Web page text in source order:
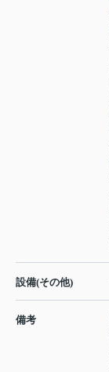
設備(その他)
備考